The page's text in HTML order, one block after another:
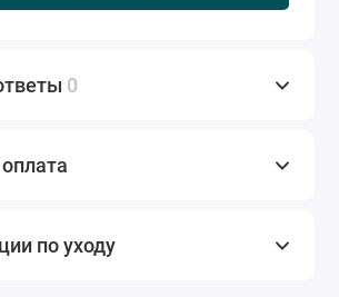
0
по уходу